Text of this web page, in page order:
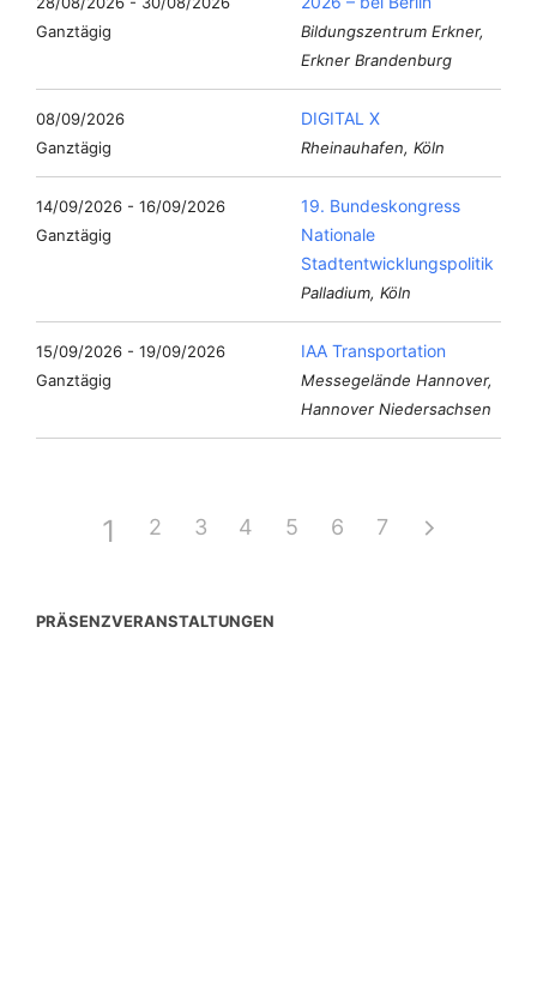
Ganztägig
Bildungszentrum Erkner,
Erkner Brandenburg
08/09/2026
Ganztägig
DIGITAL X
Rheinauhafen, Köln
14/09/2026 - 16/09/2026
Ganztägig
19. Bundeskongress
Nationale
Stadtentwicklungspolitik
Palladium, Köln
15/09/2026 - 19/09/2026
Ganztägig
IAA Transportation
Messegelände Hannover,
Hannover Niedersachsen
1 2 3 4 5 6 7
PRÄSENZVERANSTALTUNGEN